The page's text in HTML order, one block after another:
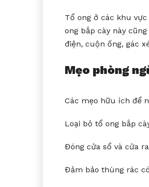
Tổ ong ở các khu
ong bắp cày này
điện, cuộn ống, gác
Mẹo phòng
Các mẹo hữu ích để
Loại bỏ tổ ong bắp
Đóng cửa sổ và cửa
Đảm bảo thùng rác